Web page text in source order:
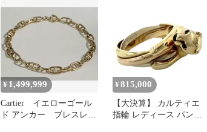
¥ 1,499,999
Cartier イエローゴール
ド アンカー ブレスレッ
¥ 815,000
【大決算】 カルティエ
指輪 レディース パンテ